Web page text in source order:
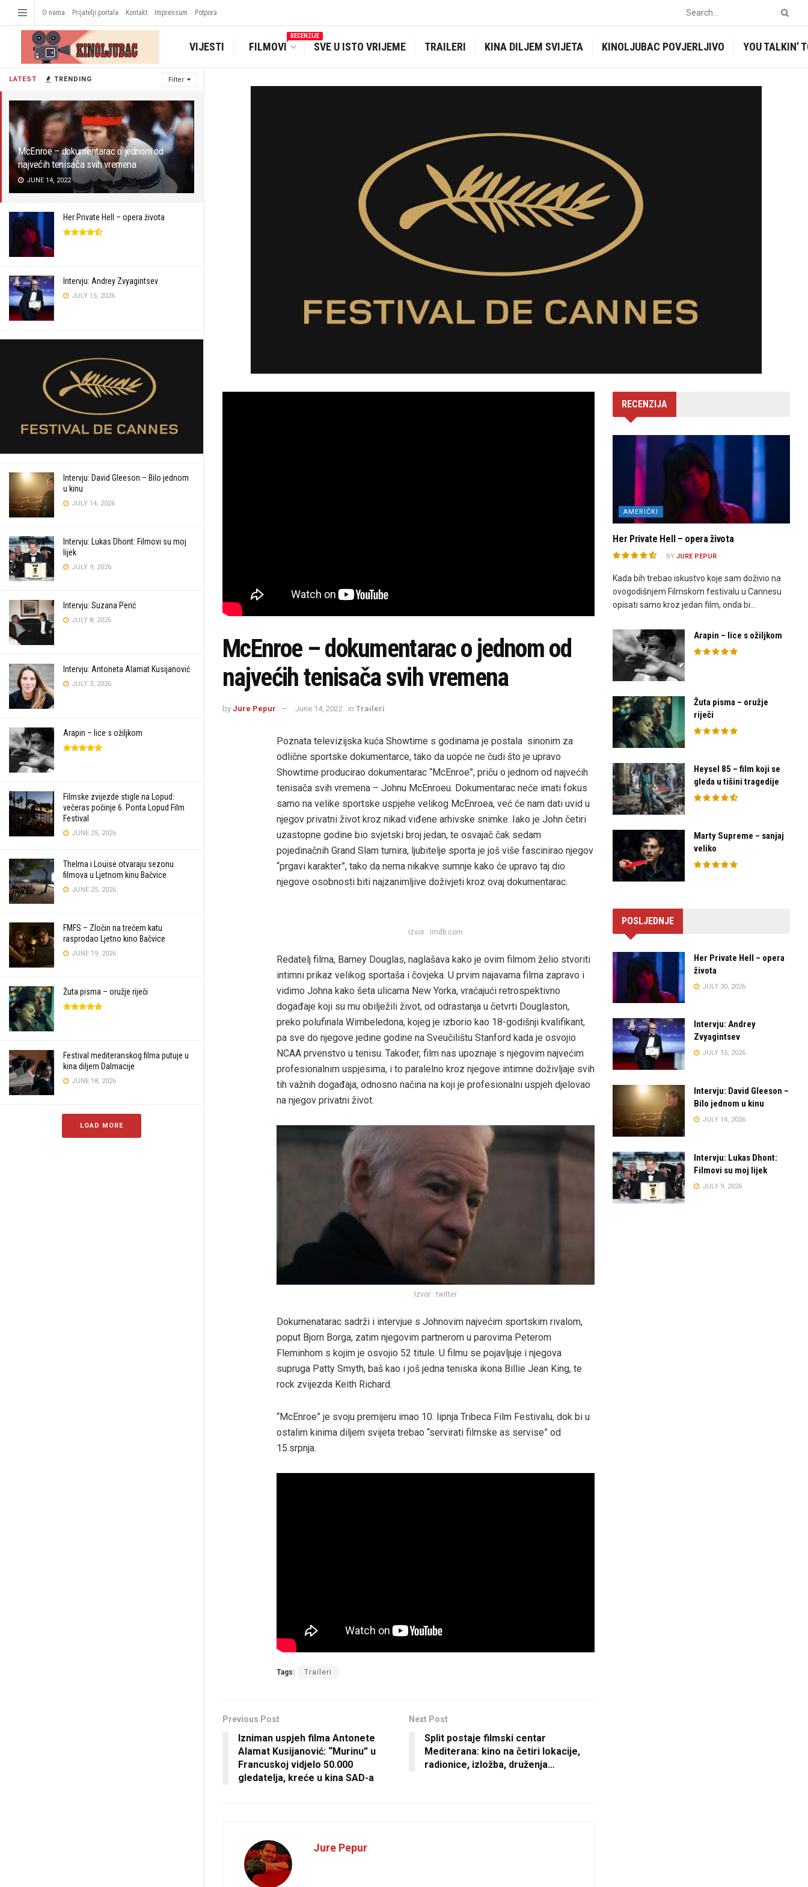
LATEST TRENDING Filter
McEnroe – dokumentarac o jednom od
najvećih tenisača svih vremena
JUNE 14, 2022
Her Private Hell – opera života
Intervju: Andrey Zvyagintsev
JULY 15, 2026
Intervju: David Gleeson – Bilo jednom
u kinu
JULY 14, 2026
Intervju: Lukas Dhont: Filmovi su moj
lijek
JULY 9, 2026
Intervju: Suzana Perić
JULY 8, 2026
Intervju: Antoneta Alamat Kusijanović
JULY 3, 2026
Arapin – lice s ožiljkom
Filmske zvijezde stigle na Lopud:
večeras počinje 6. Ponta Lopud Film
Festival
JUNE 25, 2026
Thelma i Louise otvaraju sezonu
filmova u Ljetnom kinu Bačvice
JUNE 25, 2026
FMFS – Zločin na trećem katu
rasprodao Ljetno kino Bačvice
JUNE 19, 2026
Žuta pisma – oružje riječi
Festival mediteranskog filma putuje u
kina diljem Dalmacije
JUNE 18, 2026
LOAD MORE
O nama Prijatelji portala Kontakt Impressum Potpora
VIJESTI FILMOVI
RECENZIJE
SVE U ISTO VRIJEME TRAILERI KINA DILJEM SVIJETA KINOLJUBAC POVJERLJIVO YOU TALKIN’
McEnroe – dokumentarac o jednom od
najvećih tenisača svih vremena
by Jure Pepur June 14, 2022 in Traileri
Poznata televizijska kuća Showtime s godinama je postala sinonim za
odlične sportske dokumentarce, tako da uopće ne čudi što je upravo
Showtime producirao dokumentarac “McEnroe”, priču o jednom od najvećih
tenisača svih vremena – Johnu McEnroeu. Dokumentarac neće imati fokus
samo na velike sportske uspjehe velikog McEnroea, već će nam dati uvid u
njegov privatni život kroz nikad viđene arhivske snimke. Iako je John četiri
uzastopne godine bio svjetski broj jedan, te osvajač čak sedam
pojedinačnih Grand Slam turnira, ljubitelje sporta je još više fascinirao njegov
“prgavi karakter”, tako da nema nikakve sumnje kako će upravo taj dio
njegove osobnosti biti najzanimljive doživjeti kroz ovaj dokumentarac.
Izvor : imdb.com
Redatelj filma, Barney Douglas, naglašava kako je ovim filmom želio stvoriti
intimni prikaz velikog sportaša i čovjeka. U prvim najavama filma zapravo i
vidimo Johna kako šeta ulicama New Yorka, vraćajući retrospektivno
događaje koji su mu obilježili život, od odrastanja u četvrti Douglaston,
preko polufinala Wimbeledona, kojeg je izborio kao 18-godišnji kvalifikant,
pa sve do njegove jedine godine na Sveučilištu Stanford kada je osvojio
NCAA prvenstvo u tenisu. Također, film nas upoznaje s njegovim najvećim
profesionalnim uspjesima, i to paralelno kroz njegove intimne doživljaje svih
tih važnih događaja, odnosno načina na koji je profesionalni uspjeh djelovao
na njegov privatni život.
Izvor : twitter
Dokumenatarac sadrži i intervjue s Johnovim najvećim sportskim rivalom,
poput Bjorn Borga, zatim njegovim partnerom u parovima Peterom
Fleminhom s kojim je osvojio 52 titule. U filmu se pojavljuje i njegova
supruga Patty Smyth, baš kao i još jedna teniska ikona Billie Jean King, te
rock zvijezda Keith Richard.
“McEnroe” je svoju premijeru imao 10. lipnja Tribeca Film Festivalu, dok bi u
ostalim kinima diljem svijeta trebao “servirati filmske as servise” od
15.srpnja.
Tags: Traileri
Previous Post
Izniman uspjeh filma Antonete
Alamat Kusijanović: “Murinu” u
Francuskoj vidjelo 50.000
gledatelja, kreće u kina SAD-a
Next Post
Split postaje filmski centar
Mediterana: kino na četiri lokacije,
radionice, izložba, druženja…
Jure Pepur
RECENZIJA
AMERIČKI
Her Private Hell – opera života
BY JURE PEPUR
Kada bih trebao iskustvo koje sam doživio na
ovogodišnjem Filmskom festivalu u Cannesu
opisati samo kroz jedan film, onda bi...
Arapin – lice s ožiljkom
Žuta pisma – oružje
riječi
Heysel 85 – film koji se
gleda u tišini tragedije
Marty Supreme – sanjaj
veliko
POSLJEDNJE
Her Private Hell – opera
života
JULY 30, 2026
Intervju: Andrey
Zvyagintsev
JULY 15, 2026
Intervju: David Gleeson –
Bilo jednom u kinu
JULY 14, 2026
Intervju: Lukas Dhont:
Filmovi su moj lijek
JULY 9, 2026